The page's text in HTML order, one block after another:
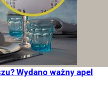
Wydano ważny apel